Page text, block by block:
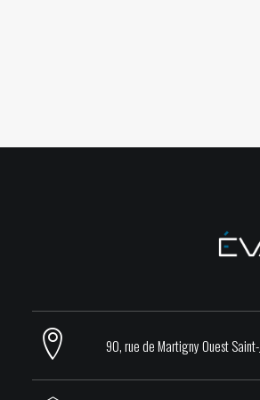
90, rue de Martigny Ouest